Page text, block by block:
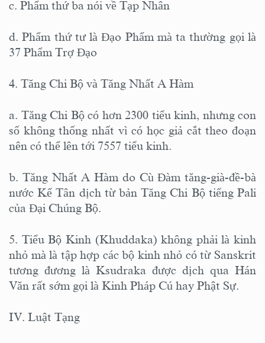
c. Phẩm thứ ba nói về Tạp Nhân
d. Phẩm thứ tư là Đạo Phẩm mà ta thường gọi là
37 Phẩm Trợ Đạo
4. Tăng Chi Bộ và Tăng Nhất A Hàm
a. Tăng Chi Bộ có hơn 2300 tiểu kinh, nhưng con
số không thống nhất vì có học giả cắt theo đoạn
nên có thể lên tới 7557 tiểu kinh.
b. Tăng Nhất A Hàm do Cù Đàm tăng-già-đề-bà
nước Kế Tân dịch từ bản Tăng Chi Bộ tiếng Pali
của Đại Chúng Bộ.
5. Tiểu Bộ Kinh (Khuddaka) không phải là kinh
nhỏ mà là tập hợp các bộ kinh nhỏ có từ Sanskrit
tương đương là Ksudraka được dịch qua Hán
Văn rất sớm gọi là Kinh Pháp Cú hay Phật Sự.
IV. Luật Tạng